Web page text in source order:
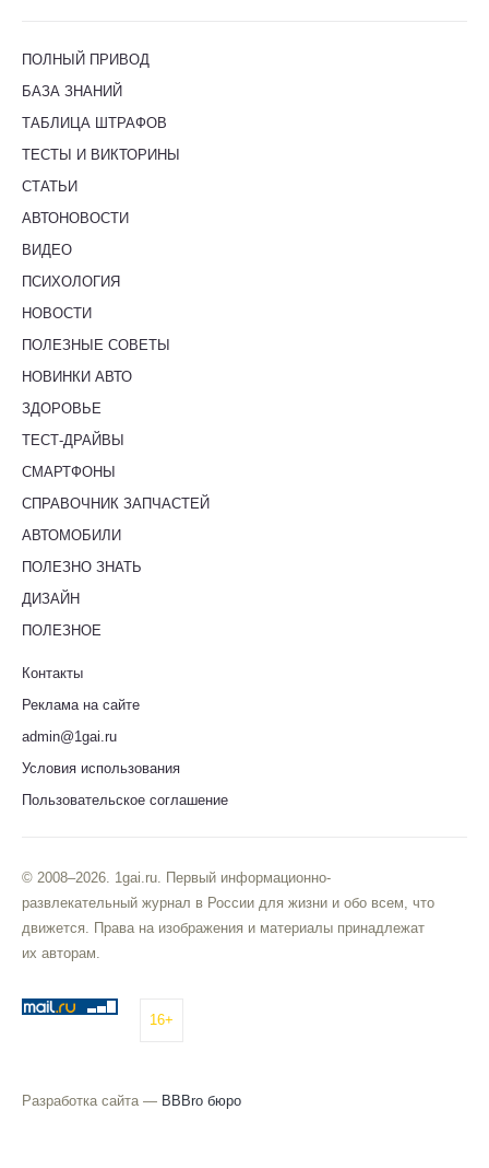
ПОЛНЫЙ ПРИВОД
БАЗА ЗНАНИЙ
ТАБЛИЦА ШТРАФОВ
ТЕСТЫ И ВИКТОРИНЫ
СТАТЬИ
АВТОНОВОСТИ
ВИДЕО
ПСИХОЛОГИЯ
НОВОСТИ
ПОЛЕЗНЫЕ СОВЕТЫ
НОВИНКИ АВТО
ЗДОРОВЬЕ
ТЕСТ-ДРАЙВЫ
СМАРТФОНЫ
СПРАВОЧНИК ЗАПЧАСТЕЙ
АВТОМОБИЛИ
ПОЛЕЗНО ЗНАТЬ
ДИЗАЙН
ПОЛЕЗНОЕ
Контакты
Реклама на сайте
admin@1gai.ru
Условия использования
Пользовательское соглашение
© 2008–2026. 1gai.ru. Первый информационно-
развлекательный журнал в России для жизни и обо всем, что
движется. Права на изображения и материалы принадлежат
их авторам.
16+
Разработка сайта — BBBro бюро